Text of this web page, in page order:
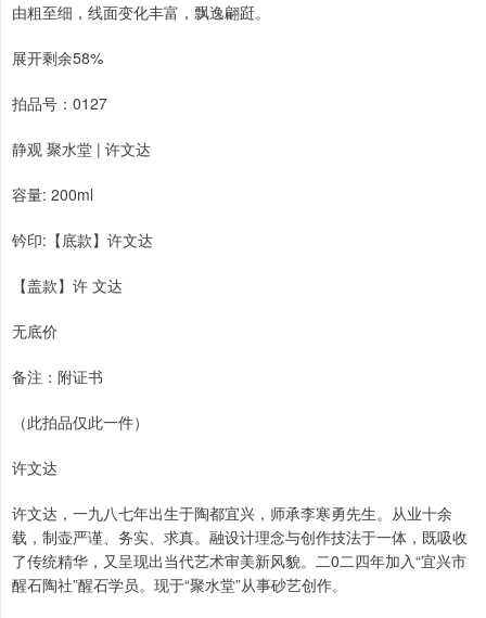
由粗至细，线面变化丰富，飘逸翩跹。
展开剩余58%
拍品号：0127
静观 聚水堂 | 许文达
容量: 200ml
钤印:【底款】许文达
【盖款】许 文达
无底价
备注：附证书
（此拍品仅此一件）
许文达
许文达，一九八七年出生于陶都宜兴，师承李寒勇先生。从业十余
载，制壶严谨、务实、求真。融设计理念与创作技法于一体，既吸收
了传统精华，又呈现出当代艺术审美新风貌。二0二四年加入“宜兴市
醒石陶社”醒石学员。现于“聚水堂”从事砂艺创作。